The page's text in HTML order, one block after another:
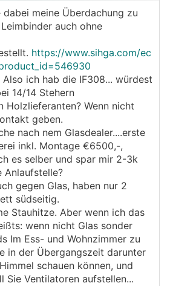
meine Überdachung zu
auch ohne
https://www.sihga.com/ec
ich hab die IF308... würdest
14/14 Stehern
Holzlieferanten? Wenn nicht
geben.
nach nem Glasdealer....erste
inkl. Montage €6500,-,
es selber und spar mir 2-3k
Anlaufstelle?
gegen Glas, haben nur 2
südseitig.
Stauhitze. Aber wenn ich das
wenn nicht Glas sonder
Im Ess- und Wohnzimmer zu
in der Übergangszeit darunter
schauen können, und
Sie Ventilatoren aufstellen...